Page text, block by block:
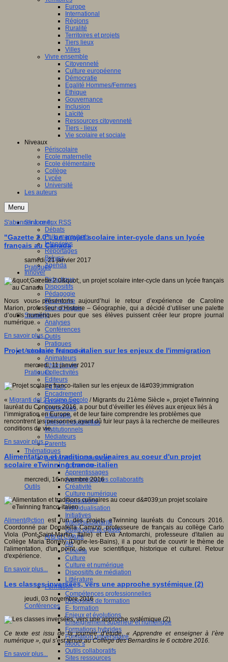
Europe
International
Régions
Ruralité
Territoires et projets
Tiers lieux
Villes
Vivre ensemble
Citoyenneté
Culture européenne
Démocratie
Egalité Hommes/Femmes
Ethique
Gouvernance
Inclusion
Laïcité
Ressources citoyenneté
Tiers - lieux
Vie scolaire et sociale
Niveaux
Périscolaire
Ecole maternelle
Ecole élémentaire
Collège
Lycée
Université
Les auteurs
Menu
S'informer
Débats
Faits marquants
Interviews
Reportages
Brèves
Agenda
Innover
Didactique
Dispositifs
Pédagogie
Recherche
Technologies
Savoir(s)
Analyses
Conférences
Outils
Pratiques
Acteurs de l'éducation
Animateurs
Chercheurs
Collectivités
Editeurs
EdTech
Encadrement
Enseignants
Entreprises
Etudiants
Filières industrielles
Institutionnels
Médiateurs
Parents
Thématiques
Apprendre et enseigner
Apprendre
Apprentissages
Apprentissages collaboratifs
Créativité
Culture numérique
Evaluations
Individualisation
Initiatives
Interdisciplinarité
Outils pour la classe
Arts et Culture
Art
Cinéma
Culture
Culture et numérique
Dispositifs de médiation
Littérature
Formation
Compétences professionnelles
Dispositifs de formation
E- formation
Enjeux et évolutions
Enseignement supérieur et numérique
Formations hybrides
Formation universitaire
Mooc’s
Outils collaboratifs
Sites ressources
S'abonner à ce flux RSS
"Gazette 2.0", un projet scolaire inter-cycle dans un lycée
français au Canada
samedi, 21 janvier 2017
Pratiques
Nous vous présentons aujourd’hui le retour d’expérience de Caroline
Marion, professeur d’Histoire – Géographie, qui a décidé d’utiliser une palette
d’outils numériques pour que ses élèves puissent créer leur propre journal
numérique.
En savoir plus...
Projet scolaire franco-italien sur les enjeux de l'immigration
mercredi, 11 janvier 2017
Pratiques
« Migranti del 21esimo Secolo / Migrants du 21ème Siècle », projet eTwinning
lauréat du Concours 2016, a pour but d’éveiller les élèves aux enjeux liés à
l’immigration en Europe, et de leur faire comprendre les problèmes que
rencontrent les personnes ayant dû fuir leur pays à la recherche de meilleures
conditions de vie.
En savoir plus...
Alimentation et traditions culinaires au coeur d'un projet
scolaire eTwinning franco-italien
mercredi, 16 novembre 2016
Outils
Aliment@ction est l'un des projets eTwinning lauréats du Concours 2016.
Coordonné par Donatella Camizzi, professeure de français au collège Carlo
Viola (Pont-Saint-Martin, Italie) et Eva Antomarchi, professeure d'italien au
Collège Maria Borrély (Digne-les-Bains), il a pour but de couvrir le thème de
l'alimentation, d'un point de vue scientifique, historique et culturel. Retour
d'expérience.
En savoir plus...
Les classes inversées, vers une approche systémique (2)
jeudi, 03 novembre 2016
Conférences
Ce texte est issu de la journée d’étude, « Apprendre et enseigner à l’ère
numérique », qui s’est tenue au Collège des Bernardins le 6 octobre 2016.
En savoir plus...